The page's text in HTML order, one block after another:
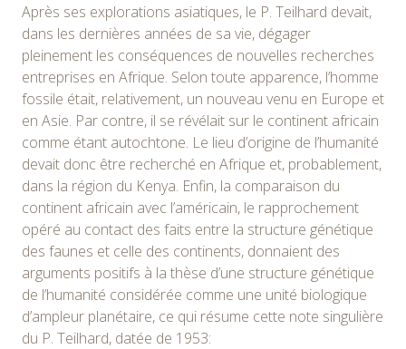
Après ses explorations asiatiques, le P. Teilhard devait,
dans les dernières années de sa vie, dégager
pleinement les conséquences de nouvelles recherches
entreprises en Afrique. Selon toute apparence, l’homme
fossile était, relativement, un nouveau venu en Europe et
en Asie. Par contre, il se révélait sur le continent africain
comme étant autochtone. Le lieu d’origine de l’humanité
devait donc être recherché en Afrique et, probablement,
dans la région du Kenya. Enfin, la comparaison du
continent africain avec l’américain, le rapprochement
opéré au contact des faits entre la structure génétique
des faunes et celle des continents, donnaient des
arguments positifs à la thèse d’une structure génétique
de l’humanité considérée comme une unité biologique
d’ampleur planétaire, ce qui résume cette note singulière
du P. Teilhard, datée de 1953: